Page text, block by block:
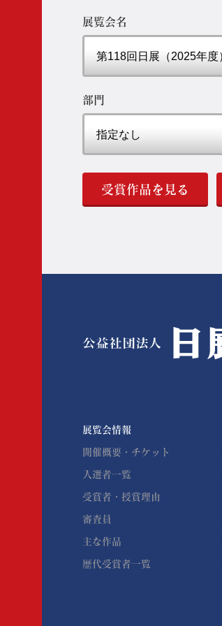
展覧会名
部門
受賞作品を見る
展覧会情報
開催概要・チケット
入選者一覧
受賞者・授賞理由
審査員
主な作品
歴代受賞者一覧